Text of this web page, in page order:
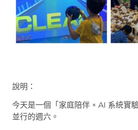
說明：
今天是一個「家庭陪伴 × AI 系統實
並行的週六。